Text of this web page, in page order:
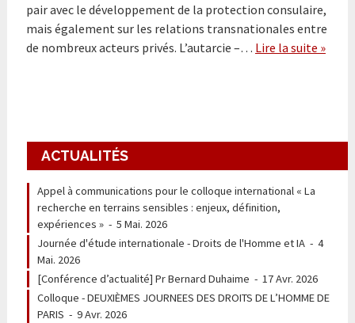
pair avec le développement de la protection consulaire,
mais également sur les relations transnationales entre
de nombreux acteurs privés. L’autarcie –… Lire la suite »
ACTUALITÉS
Appel à communications pour le colloque international « La
recherche en terrains sensibles : enjeux, définition,
expériences »- 5 Mai. 2026
Journée d'étude internationale - Droits de l'Homme et IA- 4
Mai. 2026
[Conférence d’actualité] Pr Bernard Duhaime - 17 Avr. 2026
Colloque - DEUXIÈMES JOURNEES DES DROITS DE L’HOMME DE
PARIS - 9 Avr. 2026